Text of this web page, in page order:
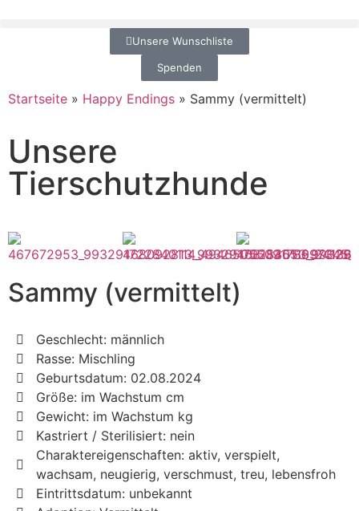
Unsere Wunschliste
Spenden
Startseite » Happy Endings » Sammy (vermittelt)
Unsere
Tierschutzhunde
Sammy (vermittelt)
Geschlecht: männlich
Rasse: Mischling
Geburtsdatum: 02.08.2024
Größe: im Wachstum cm
Gewicht: im Wachstum kg
Kastriert / Sterilisiert: nein
Charaktereigenschaften: aktiv, verspielt,
wachsam, neugierig, verschmust, treu, lebensfroh
Eintrittsdatum: unbekannt